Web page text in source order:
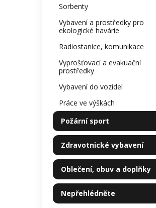
Sorbenty
Vybavení a prostředky pro
ekologické havárie
Radiostanice, komunikace
Vyprošťovací a evakuační
prostředky
Vybavení do vozidel
Práce ve výškách
Požární sport
Zdravotnické vybavení
Oblečení, obuv a doplňky
Nepřehlédněte